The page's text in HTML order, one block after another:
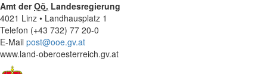
Amt derOö. Landesregierung
4021 Linz • Landhausplatz 1
Telefon (+43 732) 77 20-0
E-Mail post@ooe.gv.at
www.land-oberoesterreich.gv.at